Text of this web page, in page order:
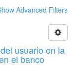
Advanced Filters
usuario en la
el banco